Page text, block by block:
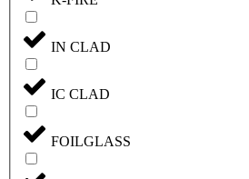
IN CLAD
IC CLAD
FOILGLASS